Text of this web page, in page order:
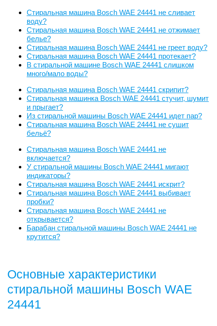
Стиральная машина Bosch WAE 24441 не сливает
воду?
Стиральная машина Bosch WAE 24441 не отжимает
белье?
Стиральная машина Bosch WAE 24441 не греет воду?
Стиральная машина Bosch WAE 24441 протекает?
В стиральной машине Bosch WAE 24441 слишком
много/мало воды?
Стиральная машина Bosch WAE 24441 скрипит?
Стиральная машинка Bosch WAE 24441 стучит, шумит
и прыгает?
Из стиральной машины Bosch WAE 24441 идет пар?
Стиральная машина Bosch WAE 24441 не сушит
бельё?
Стиральная машина Bosch WAE 24441 не
включается?
У стиральной машины Bosch WAE 24441 мигают
индикаторы?
Стиральная машина Bosch WAE 24441 искрит?
Стиральная машина Bosch WAE 24441 выбивает
пробки?
Стиральная машина Bosch WAE 24441 не
открывается?
Барабан стиральной машины Bosch WAE 24441 не
крутится?
Основные характеристики
стиральной машины Bosch WAE
24441